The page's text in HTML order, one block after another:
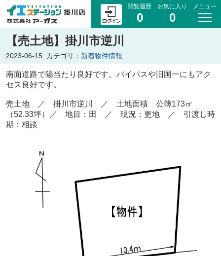
閲覧履歴
0
お気に入り
0
メニュー
【売土地】掛川市逆川
2023-06-15 カテゴリ： 新着物件情報
南面道路で陽当たり良好です。バイパスや旧国一にもアク
セス良好です。
売土地 ／ 掛川市逆川 ／ 土地面積 公簿173㎡
（52.33坪）
／ 地目：田 ／ 現況：更地 ／ 引渡し時
期：相談